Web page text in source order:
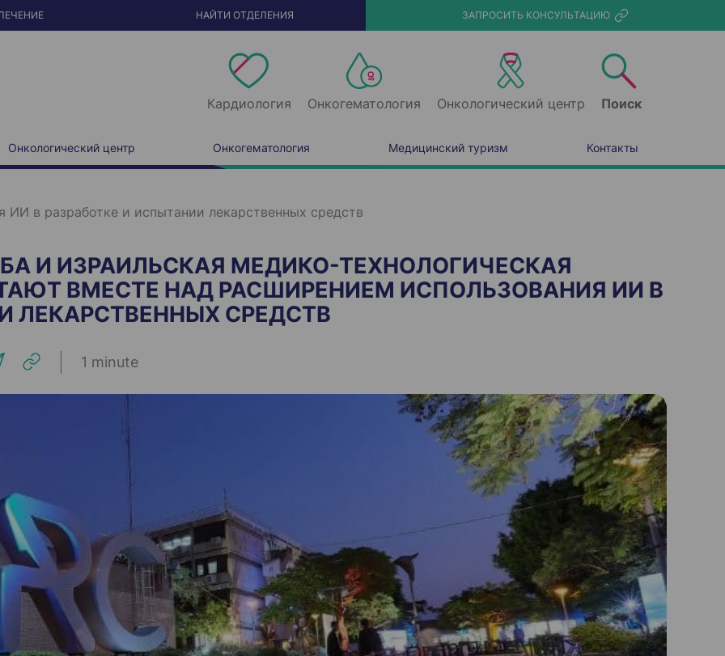
НАЙТИ ОТДЕЛЕНИЯ ЗАПРОСИТЬ КОНСУЛЬТАЦИЮ
Кардиология Онкогематология Онкологический центр Поиск
Онкологический центр Онкогематология Медицинский туризм Контакты
ИИ в разработке и испытании лекарственных средств
И ИЗРАИЛЬСКАЯ МЕДИКО-ТЕХНОЛОГИЧЕСКАЯ
ВМЕСТЕ НАД РАСШИРЕНИЕМ ИСПОЛЬЗОВАНИЯ ИИ В
ЛЕКАРСТВЕННЫХ СРЕДСТВ
1 minute